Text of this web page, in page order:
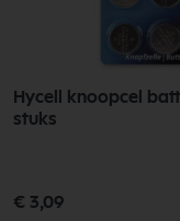
Hycell knoopcel
stuks
€ 3,09